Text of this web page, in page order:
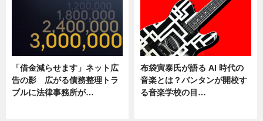
「借金減らせます」ネット広
告の影 広がる債務整理トラ
ブルに法律事務所が…
布袋寅泰氏が語る AI 時代の
音楽とは？バンタンが開校す
る音楽学校の目…